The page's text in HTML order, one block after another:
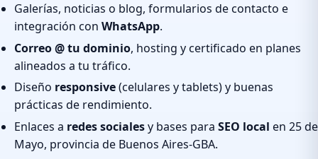
Galerías, noticias o blog, formularios de contacto e
integración con WhatsApp.
Correo @ tu dominio, hosting y certificado en planes
alineados a tu tráfico.
Diseño responsive(celulares y tablets) y buenas
prácticas de rendimiento.
Enlaces a redes socialesy bases para SEO local en 25 de
Mayo, provincia de Buenos Aires-GBA.